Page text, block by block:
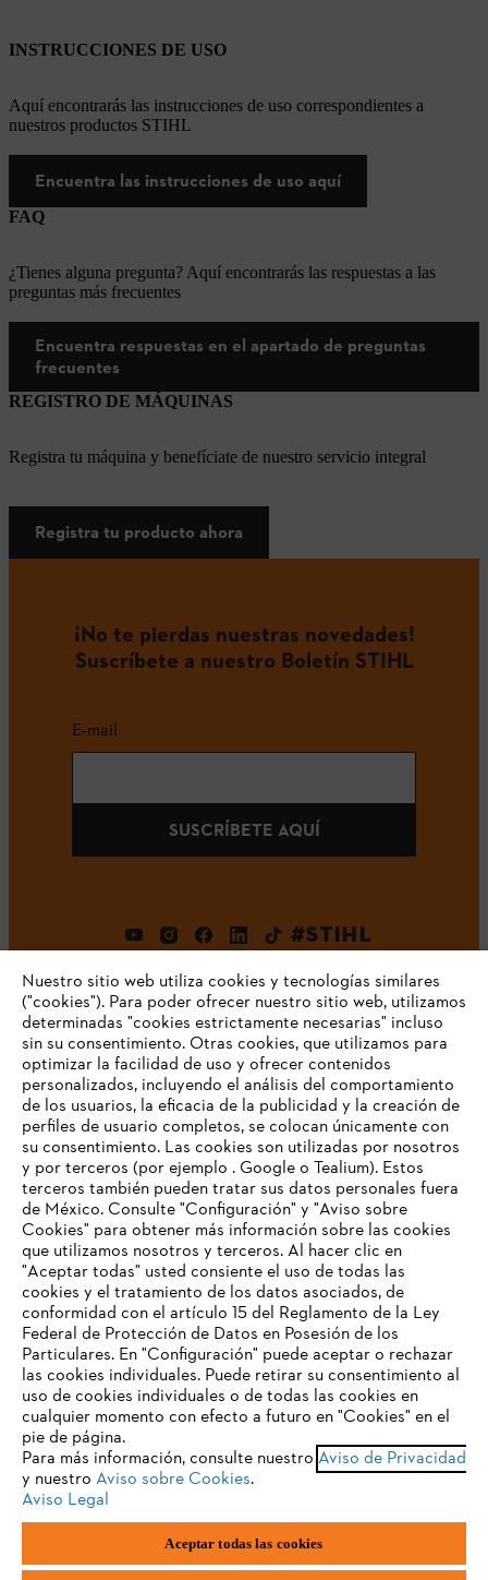
INSTRUCCIONES DE USO
Aquí encontrarás las instrucciones de uso correspondientes a
nuestros productos STIHL
Encuentra las instrucciones de uso aquí
FAQ
¿Tienes alguna pregunta? Aquí encontrarás las respuestas a las
preguntas más frecuentes
Encuentra respuestas en el apartado de preguntas
frecuentes
REGISTRO DE MÁQUINAS
Registra tu máquina y benefíciate de nuestro servicio integral
Registra tu producto ahora
¡No te pierdas nuestras novedades!
Suscríbete a nuestro Boletín STIHL
E-mail
SUSCRÍBETE AQUÍ
#STIHL
Empresa
Preguntas frecuentes
Contacto
Aviso de privacidad
Aviso de privacidad sobre cookies Información legal
Andreas STIHL S.A. de C.V., con domicilio Kilómetro 117 Autopista
México-Puebla, Nave 30, Parque Industrial FINSA, Cuautlancingo,
TU NAVEGADOR NO ES
COMPATIBLE
El navegador que estás utilizando no es compatible con
nuestra página web. Para que puedas disfrutar de nuestro
contenido, utiliza uno de los siguientes navegadores:
firefox chrome
safari edge
Nuestro sitio web utiliza cookies y tecnologías similares
("cookies"). Para poder ofrecer nuestro sitio web, utilizamos
determinadas "cookies estrictamente necesarias" incluso
sin su consentimiento. Otras cookies, que utilizamos para
optimizar la facilidad de uso y ofrecer contenidos
personalizados, incluyendo el análisis del comportamiento
de los usuarios, la eficacia de la publicidad y la creación de
perfiles de usuario completos, se colocan únicamente con
su consentimiento. Las cookies son utilizadas por nosotros
y por terceros (por ejemplo . Google o Tealium). Estos
terceros también pueden tratar sus datos personales fuera
de México. Consulte "Configuración" y "Aviso sobre
Cookies" para obtener más información sobre las cookies
que utilizamos nosotros y terceros. Al hacer clic en
"Aceptar todas" usted consiente el uso de todas las
cookies y el tratamiento de los datos asociados, de
conformidad con el artículo 15 del Reglamento de la Ley
Federal de Protección de Datos en Posesión de los
Particulares. En "Configuración" puede aceptar o rechazar
las cookies individuales. Puede retirar su consentimiento al
uso de cookies individuales o de todas las cookies en
cualquier momento con efecto a futuro en "Cookies" en el
pie de página.
Para más información, consulte nuestro Aviso de Privacidad
y nuestro Aviso sobre Cookies.
Aviso Legal
Aceptar todas las cookies